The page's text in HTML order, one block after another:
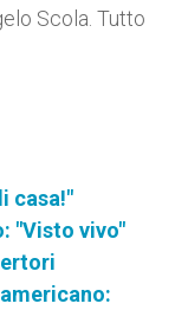
Scola. Tutto
casa!"
"Visto vivo"